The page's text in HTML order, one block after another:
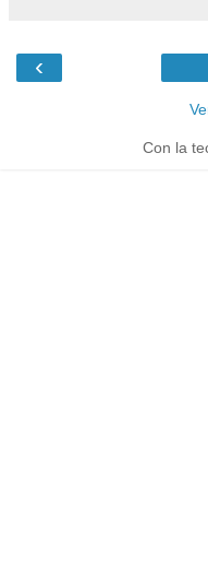
‹
Con la